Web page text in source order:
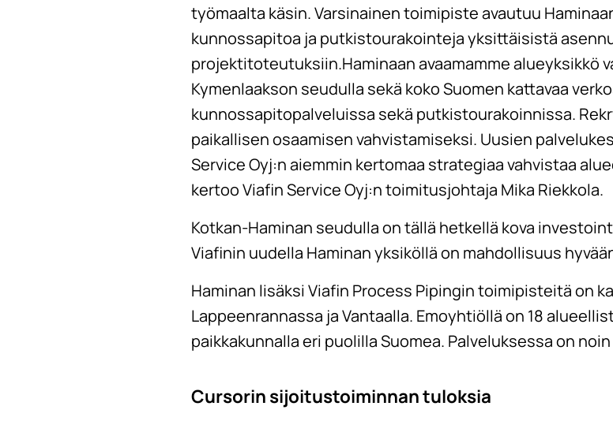
työmaalta käsin. Varsinainen toimipiste avautuu
kunnossapitoa ja putkistourakointeja yksittäisistä
projektitoteutuksiin.Haminaan avaamamme alueyksikkö
Kymenlaakson seudulla sekä koko Suomen kattavaa
kunnossapitopalveluissa sekä putkistourakoinnissa.
paikallisen osaamisen vahvistamiseksi. Uusien
Service Oyj:n aiemmin kertomaa strategiaa vahvistaa
kertoo Viafin Service Oyj:n toimitusjohtaja Mika Riekkola.
Kotkan-Haminan seudulla on tällä hetkellä kova
Viafinin uudella Haminan yksiköllä on mahdollisuus
Haminan lisäksi Viafin Process Pipingin toimipisteitä on
Lappeenrannassa ja Vantaalla. Emoyhtiöllä on 18
paikkakunnalla eri puolilla Suomea. Palveluksessa on
Cursorin sijoitustoiminnan tuloksia